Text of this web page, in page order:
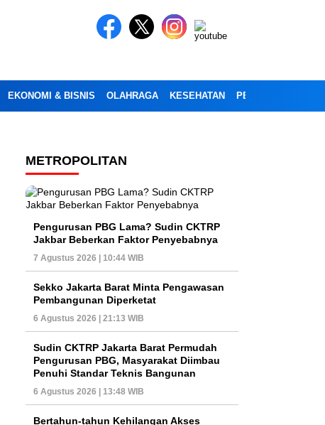
EKONOMI & BISNIS OLAHRAGA KESEHATAN PENDIDIKAN
METROPOLITAN
Pengurusan PBG Lama? Sudin CKTRP
Jakbar Beberkan Faktor Penyebabnya
7 Agustus 2026 | 10:44 WIB
Sekko Jakarta Barat Minta Pengawasan
Pembangunan Diperketat
6 Agustus 2026 | 21:13 WIB
Sudin CKTRP Jakarta Barat Permudah
Pengurusan PBG, Masyarakat Diimbau
Penuhi Standar Teknis Bangunan
6 Agustus 2026 | 13:48 WIB
Bertahun-tahun Kehilangan Akses